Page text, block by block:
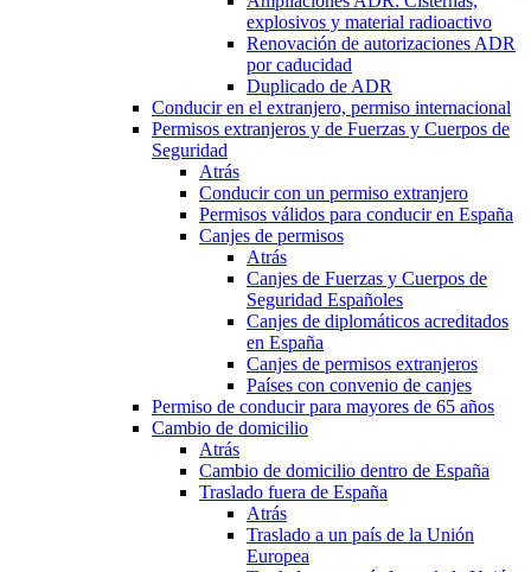
explosivos y material radioactivo
Renovación de autorizaciones ADR
por caducidad
Duplicado de ADR
Conducir en el extranjero, permiso internacional
Permisos extranjeros y de Fuerzas y Cuerpos de
Seguridad
Atrás
Conducir con un permiso extranjero
Permisos válidos para conducir en España
Canjes de permisos
Atrás
Canjes de Fuerzas y Cuerpos de
Seguridad Españoles
Canjes de diplomáticos acreditados
en España
Canjes de permisos extranjeros
Países con convenio de canjes
Permiso de conducir para mayores de 65 años
Cambio de domicilio
Atrás
Cambio de domicilio dentro de España
Traslado fuera de España
Atrás
Traslado a un país de la Unión
Europea